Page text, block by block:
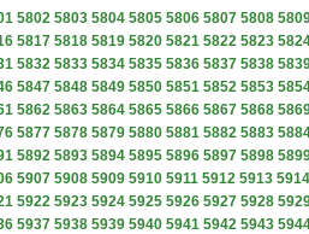
5802 5803 5804 5805 5806 5807 5808
5817 5818 5819 5820 5821 5822 5823
5832 5833 5834 5835 5836 5837 5838
5847 5848 5849 5850 5851 5852 5853
5862 5863 5864 5865 5866 5867 5868
5877 5878 5879 5880 5881 5882 5883
5892 5893 5894 5895 5896 5897 5898
5907 5908 5909 5910 5911 5912 5913 5914
5922 5923 5924 5925 5926 5927 5928
5937 5938 5939 5940 5941 5942 5943